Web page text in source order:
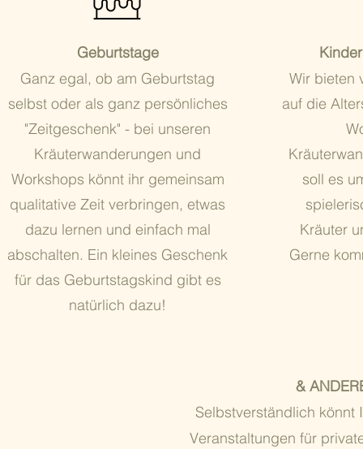
Geburtstage
Ganz egal, ob am Geburtstag
selbst oder als ganz persönliches
"Zeitgeschenk" - bei unseren
Kräuterwanderungen und
Workshops könnt ihr gemeinsam
qualitative Zeit verbringen, etwas
dazu lernen und einfach mal
abschalten. Ein kleines Geschenk
für das Geburtstagskind gibt es
natürlich dazu!
Wir bieten
auf die
soll es
Kräuter
Gerne
&
Selbstverständlich könnt
Veranstaltungen für